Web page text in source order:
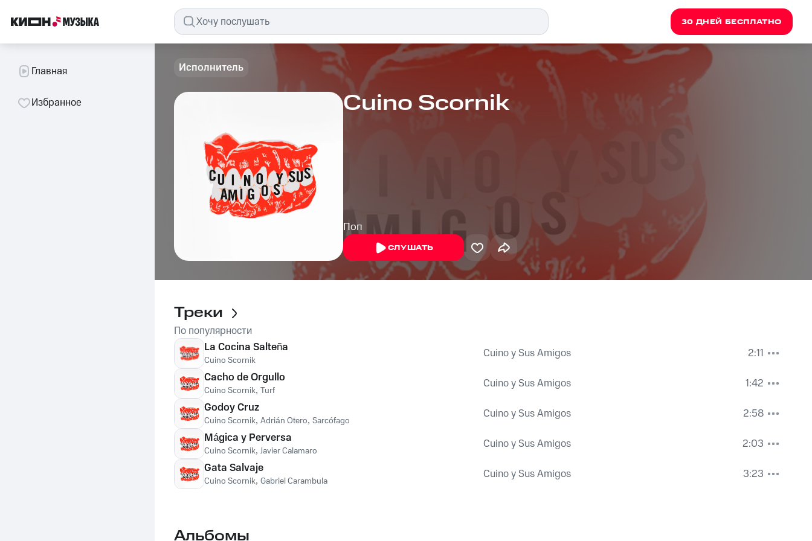
30 ДНЕЙ БЕСПЛАТНО
Главная
Избранное
Исполнитель
Cuino Scornik
Поп
СЛУШАТЬ
Треки
По популярности
La Cocina Salteña
Cuino Scornik Cuino y Sus Amigos
2:11
Cacho de Orgullo
Cuino Scornik, Turf Cuino y Sus Amigos
1:42
Godoy Cruz
Cuino Scornik, Adrián Otero, Sarcófago Cuino y Sus Amigos
2:58
Mágica y Perversa
Cuino Scornik, Javier Calamaro Cuino y Sus Amigos
2:03
Gata Salvaje
Cuino Scornik, Gabriel Carambula Cuino y Sus Amigos 3:23
Альбомы